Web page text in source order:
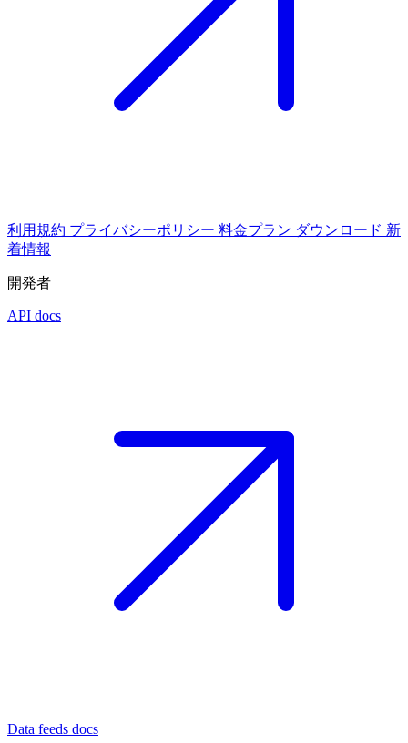
利用規約 プライバシーポリシー 料金プラン ダウンロード 新
着情報
開発者
API docs
Data feeds docs